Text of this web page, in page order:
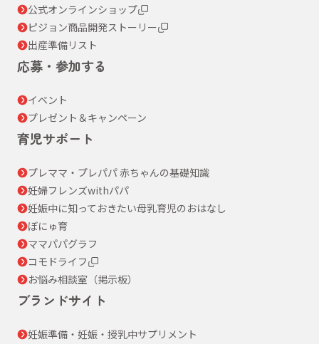
公式オンラインショップ
ピジョン商品開発ストーリー
出産準備リスト
応募・参加する
イベント
プレゼント＆キャンペーン
育児サポート
プレママ・プレパパ 赤ちゃんの基礎知識
妊婦フレンズwithパパ
妊娠中に知っておきたい母乳育児のおはなし
ぼにゅ育
ママパパグラフ
コモドライフ
お悩み相談室（掲示板）
ブランドサイト
妊娠準備・妊娠・授乳中サプリメント